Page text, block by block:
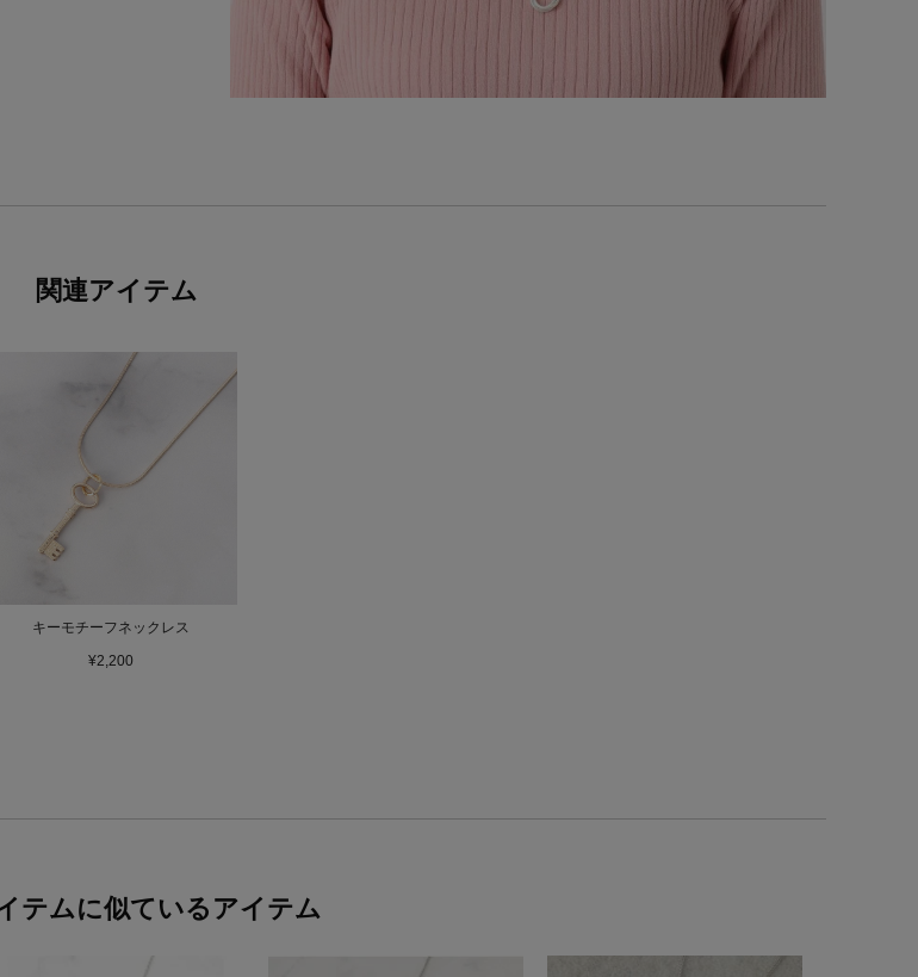
関連アイテム
キーモチーフネックレス
¥2,200
テムに似ているアイテム